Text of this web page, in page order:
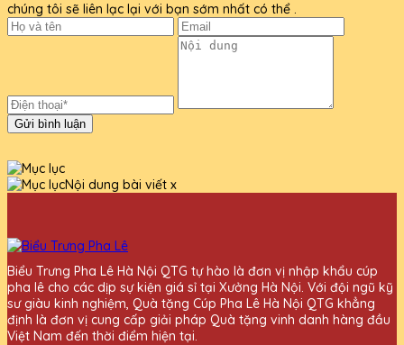
chúng tôi sẽ liên lạc lại với bạn sớm nhất có thể .
Gửi bình luận
Nội dung bài viết x
Biểu Trưng Pha Lê Hà Nội QTG tự hào là đơn vị nhập khẩu cúp
pha lê cho các dịp sự kiện giá sỉ tại Xưởng Hà Nội. Với đội ngũ kỹ
sư giàu kinh nghiệm, Quà tặng Cúp Pha Lê Hà Nội QTG khẳng
định là đơn vị cung cấp giải pháp Quà tặng vinh danh hàng đầu
Việt Nam đến thời điểm hiện tại.